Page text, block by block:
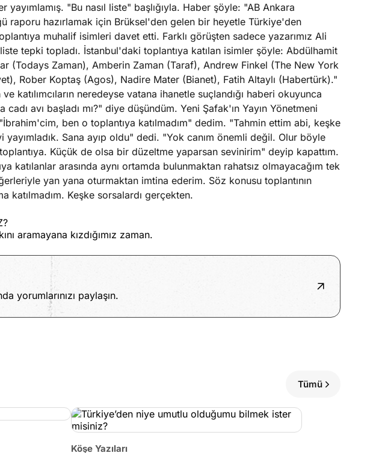
yayımlamış. "Bu nasıl liste" başlığıyla. Haber şöyle: "AB Ankara
raporu hazırlamak için Brüksel'den gelen bir heyetle Türkiye'den
muhalif isimleri davet etti. Farklı görüşten sadece yazarımız Ali
tepki topladı. İstanbul'daki toplantıya katılan isimler şöyle: Abdülhamit
(Todays Zaman), Amberin Zaman (Taraf), Andrew Finkel (The New York
Rober Koptaş (Agos), Nadire Mater (Bianet), Fatih Altaylı (Habertürk)."
katılımcıların neredeyse vatana ihanetle suçlandığı haberi okuyunca
cadı avı başladı mı?" diye düşündüm. Yeni Şafak'ın Yayın Yönetmeni
ben o toplantıya katılmadım" dedim. "Tahmin ettim abi, keşke
yayımladık. Sana ayıp oldu" dedi. "Yok canım önemli değil. Olur böyle
Küçük de olsa bir düzeltme yaparsan sevinirim" deyip kapattım.
katılanlar arasında aynı ortamda bulunmaktan rahatsız olmayacağım tek
yan yana oturmaktan imtina ederim. Söz konusu toplantının
katılmadım. Keşke sorsalardı gerçekten.
aramayana kızdığımız zaman.
yorumlarınızı paylaşın.
Tümü
Köşe Yazıları